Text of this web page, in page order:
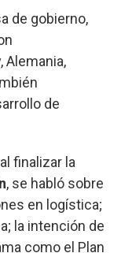
de gobierno,
Alemania,
de
finalizar la
, se habló sobre
en logística;
la intención de
como el Plan